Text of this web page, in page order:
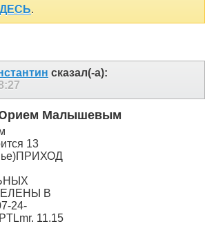
.
сказал(-а):
Малышевым
13
В
24-
11.15